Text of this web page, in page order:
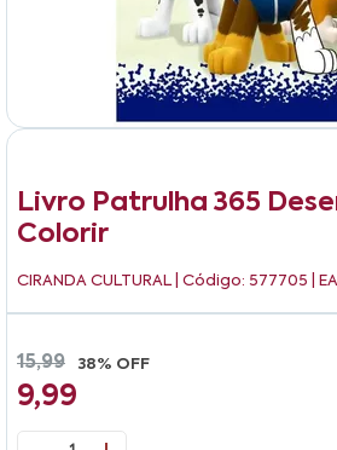
Livro Patrulha 365
Colorir
CIRANDA CULTURAL| Código: 577705 |
15,99 38% OFF
9,99